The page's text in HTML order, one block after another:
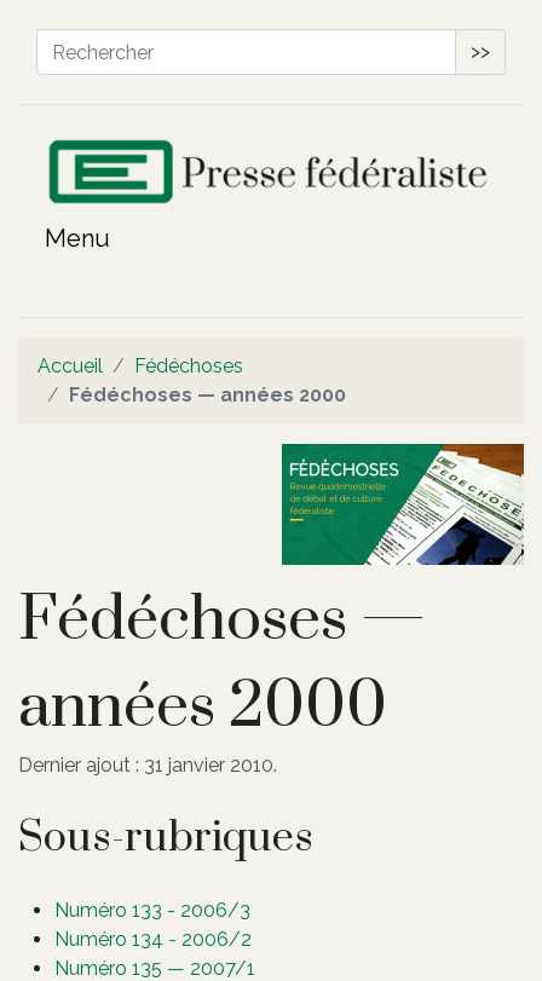
>>
Accueil
Fédéchoses
Fédéchoses — années 2000
Fédéchoses —
années 2000
Dernier ajout : 31 janvier 2010.
Sous-rubriques
Numéro 133 - 2006/3
Numéro 134 - 2006/2
Numéro 135 — 2007/1